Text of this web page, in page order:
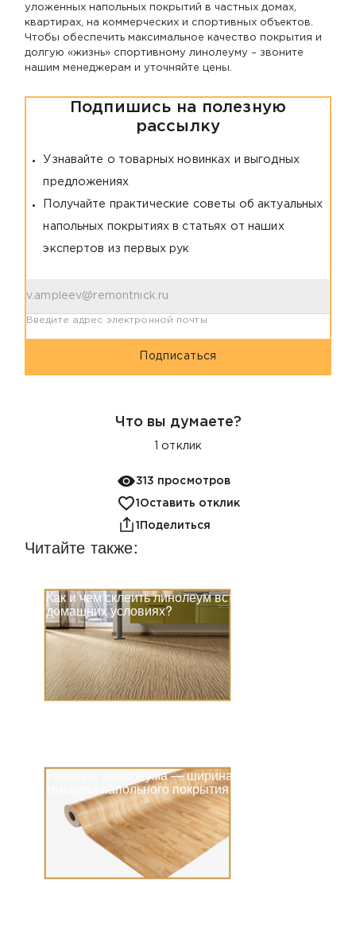
уложенных напольных покрытий в частных домах,
квартирах, на коммерческих и спортивных объектов.
Чтобы обеспечить максимальное качество покрытия и
долгую «жизнь» спортивному линолеуму – звоните
нашим менеджерам и уточняйте цены.
Подпишись на полезную
рассылку
Узнавайте о товарных новинках и выгодных
предложениях
Получайте практические советы об актуальных
напольных покрытиях в статьях от наших
экспертов из первых рук
Введите адрес электронной почты
Подписаться
Что вы думаете?
отклик
313 просмотров
1 Оставить отклик
1 Поделиться
Читайте также:
Как и чем склеить линолеум встык в
домашних условиях?
Размеры линолеума — ширина и
толщина напольного покрытия